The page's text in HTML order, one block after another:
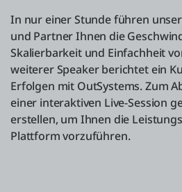
In nur einer Stunde führen
und Partner Ihnen die
Skalierbarkeit und Einfachheit
weiterer Speaker berichtet ein
Erfolgen mit OutSystems. Zum
einer interaktiven Live-Session
erstellen, um Ihnen die
Plattform vorzuführen.